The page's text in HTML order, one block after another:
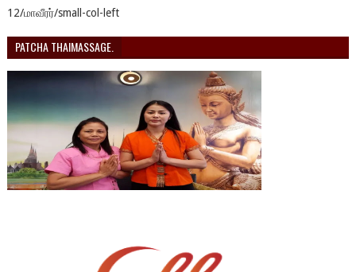
12/மாவீரர்/small-col-left
PATCHA THAIMASSAGE.